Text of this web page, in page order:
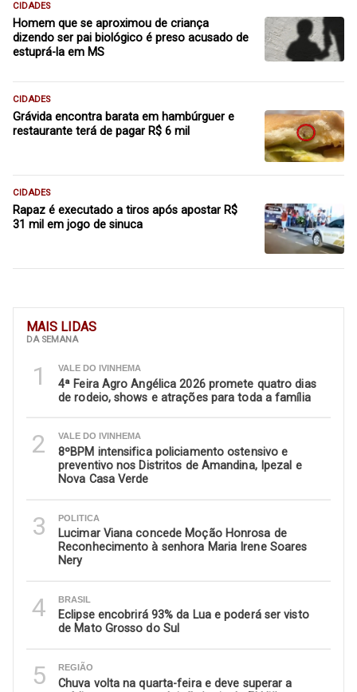
MAIS LIDAS
DA SEMANA
1 VALE DO IVINHEMA
4ª Feira Agro Angélica 2026 promete quatro dias
de rodeio, shows e atrações para toda a família
2 VALE DO IVINHEMA
8ºBPM intensifica policiamento ostensivo e
preventivo nos Distritos de Amandina, Ipezal e
Nova Casa Verde
3 POLITICA
Lucimar Viana concede Moção Honrosa de
Reconhecimento à senhora Maria Irene Soares
Nery
4 BRASIL
Eclipse encobrirá 93% da Lua e poderá ser visto
de Mato Grosso do Sul
5 REGIÃO
Chuva volta na quarta-feira e deve superar a
CIDADES
Homem que se aproximou de criança
dizendo ser pai biológico é preso acusado de
estuprá-la em MS
CIDADES
Grávida encontra barata em hambúrguer e
restaurante terá de pagar R$ 6 mil
CIDADES
Rapaz é executado a tiros após apostar R$
31 mil em jogo de sinuca